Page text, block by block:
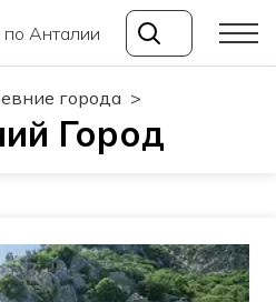
по Анталии
города >
Город